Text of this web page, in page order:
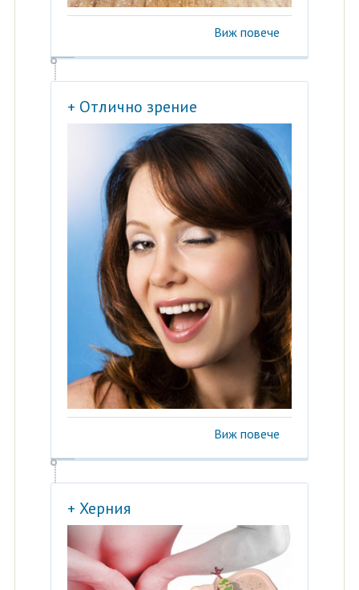
Виж повече
+ Отлично зрение
Виж повече
+ Херния